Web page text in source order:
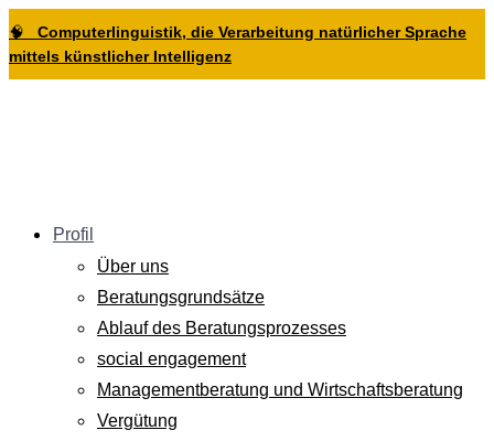
Zur
Hauptnavigation
springen
Zum
Inhalt
springen
Zum
Footer
springen
🧠 Computerlinguistik, die Verarbeitung natürlicher Sprache
mittels künstlicher Intelligenz
Profil
Über uns
Beratungsgrundsätze
Ablauf des Beratungsprozesses
social engagement
Managementberatung und Wirtschaftsberatung
Vergütung